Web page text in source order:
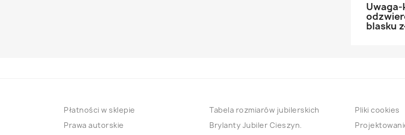
blasku
Płatności w sklepie
Prawa autorskie
Tabela rozmiarów jubilerskich
Brylanty Jubiler Cieszyn.
Pliki cookies